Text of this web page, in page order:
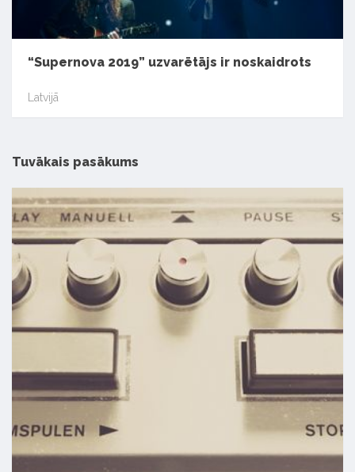
“Supernova 2019” uzvarētājs ir noskaidrots
Latvijā
Tuvākais pasākums